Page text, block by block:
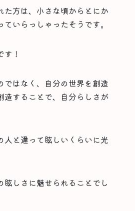
た方は、小さな頃からとにか
ていらっしゃったそうです。
！
ではなく、自分の世界を創造
造することで、自分らしさが
人と違って眩しいくらいに光
眩しさに魅せられることでし